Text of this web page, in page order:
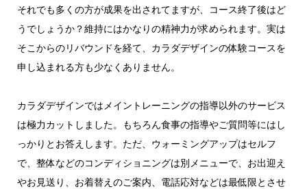
それでも多くの方が成果を出されてますが、コース終了後はど
うでしょうか？維持にはかなりの精神力が求められます。実は
そこからのリバウンドを経て、カラダデザインの体験コースを
申し込まれる方も少なくありません。
カラダデザインではメイントレーニングの指導以外のサービス
は極力カットしました。もちろん食事の指導やご質問等にはし
っかりとお答えします。ただ、ウォーミングアップはセルフ
で、整体などのコンディショニングは別メニューで、お出迎え
やお見送り、お着替えのご案内、電話応対などは最低限とさせ